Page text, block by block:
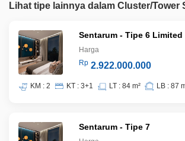
Lihat tipe lainnya dalam Cluster/Tower
Sentarum - Tipe 6
Harga
Rp 2.922.000.000
KM : 2 KT : 3+1 LT : 84 m² LB : 87
Sentarum - Tipe 7